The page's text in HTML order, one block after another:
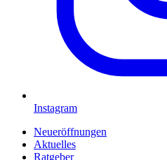
Instagram
Neueröffnungen
Aktuelles
Ratgeber